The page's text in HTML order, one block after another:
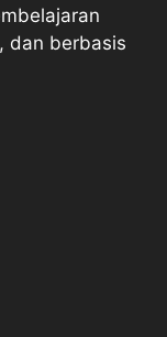
dan berbasis